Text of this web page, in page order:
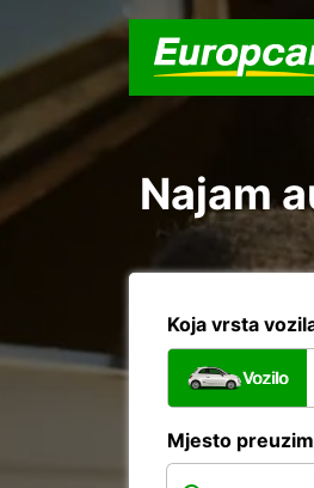
Najam
Koja vrsta
Vozilo
Mjesto